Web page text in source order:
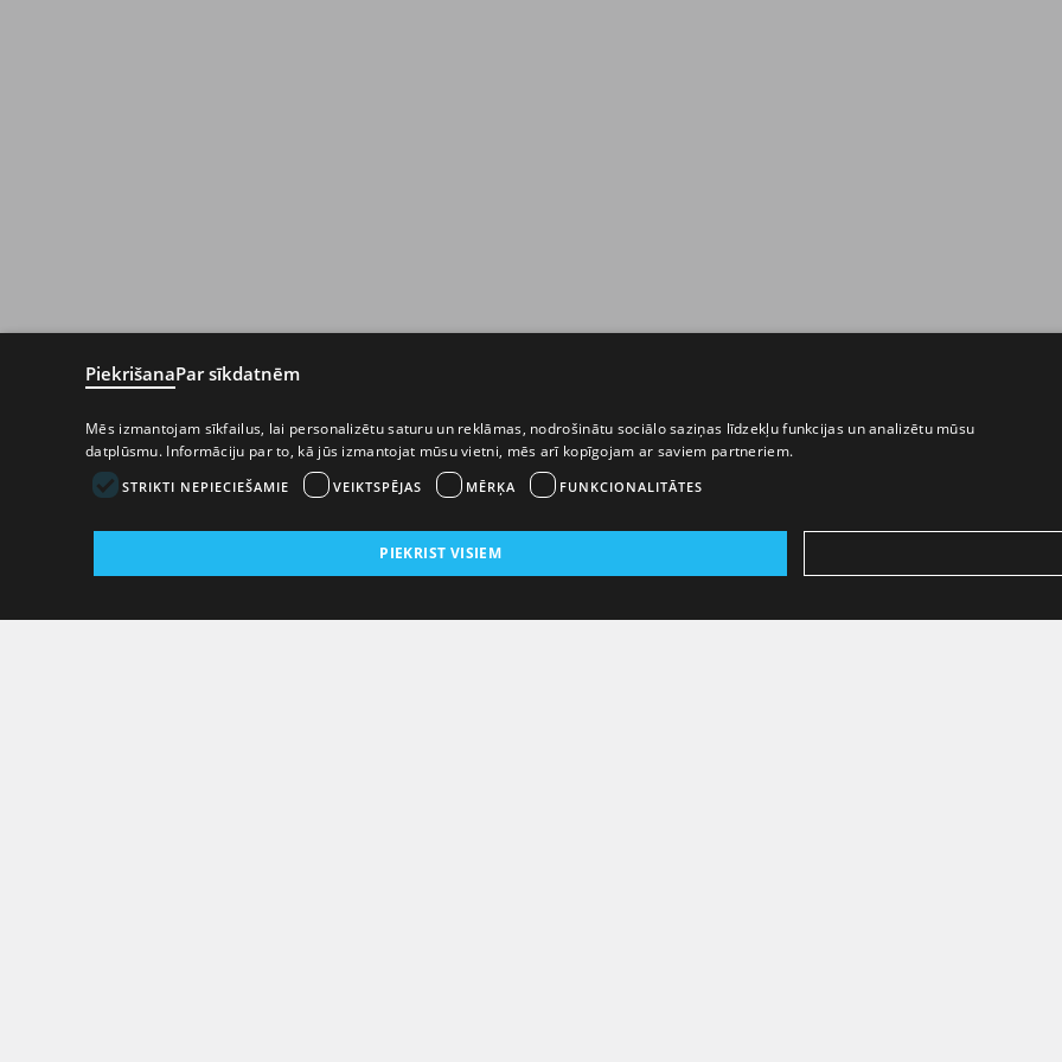
PiekrišanaPar sīkdatnēm
Mēs izmantojam sīkfailus, lai personalizētu saturu un reklāmas, nodrošinātu sociālo saziņas līdzekļu funkcijas un analizētu mūsu
datplūsmu. Informāciju par to, kā jūs izmantojat mūsu vietni, mēs arī kopīgojam ar saviem partneriem.
STRIKTI NEPIECIEŠAMIE VEIKTSPĒJAS MĒRĶA FUNKCIONALITĀTES
PIEKRIST VISIEM